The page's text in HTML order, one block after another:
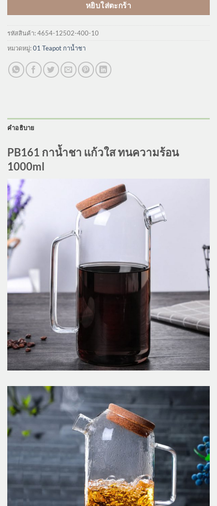
หยิบใส่ตะกร้า
รหัสสินค้า:4654-12502-400-10
หมวดหมู่:01 Teapot กาน้ำชา
คำอธิบาย
PB161 กาน้ำชา แก้วใส ทนความร้อน
1000ml